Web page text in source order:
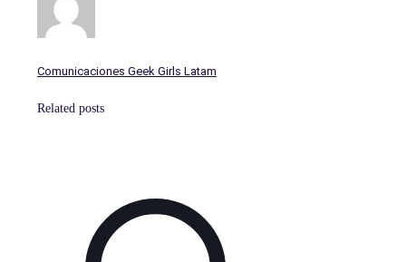
Comunicaciones Geek Girls Latam
Related posts